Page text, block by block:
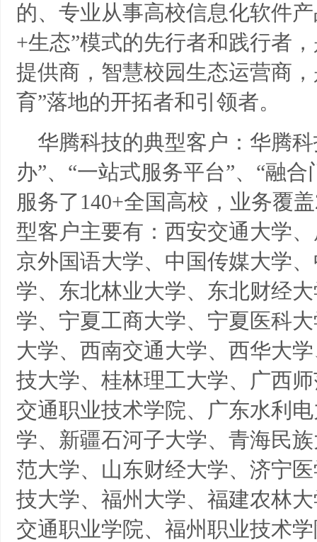
的、专业从事高校信息化软件
+生态”模式的先行者和践行者
提供商，智慧校园生态运营商
育”落地的开拓者和引领者。
华腾科技的典型客户：华腾
办”、“一站式服务平台”、“融
服务了140+全国高校，业务覆
型客户主要有：西安交通大学
京外国语大学、中国传媒大学
学、东北林业大学、东北财经
学、宁夏工商大学、宁夏医科
大学、西南交通大学、西华大
技大学、桂林理工大学、广西
交通职业技术学院、广东水利
学、新疆石河子大学、青海民
范大学、山东财经大学、济宁
技大学、福州大学、福建农林
交通职业学院、福州职业技术